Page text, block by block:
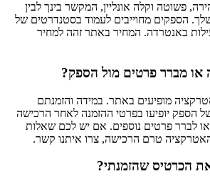
פשוטה וקלה אונליין, המקשר בינך לבין
הספקים מחוייבים לעמוד בסטנדרטים של
באנטרדה. המחיר באתר זהה למחיר
או מברר פרטים מול הספק?
מופיעים באתר. במידה והזמנתם
הספק יופיעו בפרטי ההזמנה לאחר הרכישה
לברר פרטים נוספים. אם יש לכם שאלות
טרם הרכישה, צרו איתנו קשר.
הכרטיס שהזמנתי?